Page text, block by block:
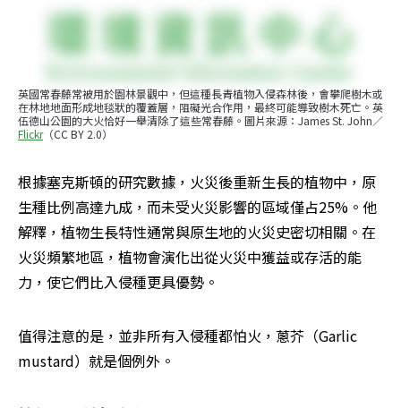
英國常春藤常被用於園林景觀中，但這種長青植物入侵森林後，會攀爬樹木或
在林地地面形成地毯狀的覆蓋層，阻礙光合作用，最終可能導致樹木死亡。英
伍德山公園的大火恰好一舉清除了這些常春藤。圖片來源：James St. John／
Flickr（CC BY 2.0）
根據塞克斯頓的研究數據，火災後重新生長的植物中，原
生種比例高達九成，而未受火災影響的區域僅占25%。他
解釋，植物生長特性通常與原生地的火災史密切相關。在
火災頻繁地區，植物會演化出從火災中獲益或存活的能
力，使它們比入侵種更具優勢。
值得注意的是，並非所有入侵種都怕火，蔥芥（Garlic
mustard）就是個例外。